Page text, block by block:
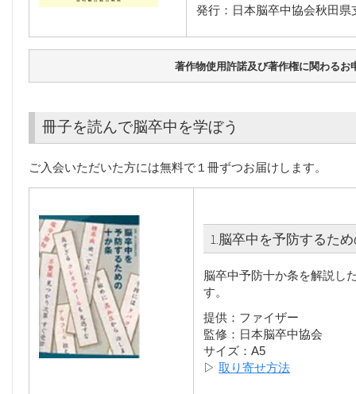
発行：日本脳卒中協会秋田県
著作物使用許諾及び著作権に関わる
冊子を読んで脳卒中を学ぼう
ご入会いただいた方には無料で１冊ずつお届けします。
1.脳卒中を予防するた
脳卒中予防十か条を解説し
す。
提供：ファイザー
監修：日本脳卒中協会
サイズ：A5
▷ 取り寄せ方法